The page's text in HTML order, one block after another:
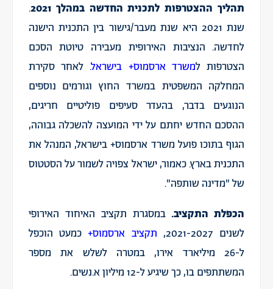
תהליך ההצטרפות לתכנית החדשה במהלך 2021
.
שנת 2021 היא שנת מעבר/גישור בין התכנית הישנה
לחדשה. הנציבות האירופית מעבירה טיוטת הסכם
הצטרפות למשרד ארסמוס+ בישראל. לאחר סקירת
המחלקה המשפטית במשרד החוץ וגורמים נוספים
הנוגעים בדבר, בהעדר סעיפים פוליטיים חריגים,
ההסכם החדש יחתם על ידי המועצה להשכלה גבוהה,
הגוף בתוכו פועל משרד ארסמוס+ בישראל, המנהל את
התכנית בארץ. כאמור, ישראל צפויה לשמור על הסטטוס
של "מדינה שותפה".
הכפלת התקציב. במסגרת תקציב האיחוד האירופי
לשנים 2021-2027,
תקציב ארסמוס+כמעט הוכפל
ל-26 מיליארד אירו, במטרה לשלש את מספר
המשתתפים בו, כך שיגיע ל-12 מיליון א.נשים.